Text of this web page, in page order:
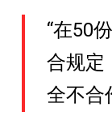
“在50
合规定
全不合